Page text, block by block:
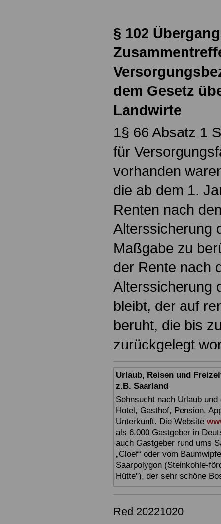
§ 102
dem Gesetz
Landwirte
1§ 66 Absatz 1
für
vorhanden
die ab dem 1.
Renten nach
Alterssicherung
Maßgabe zu
der Rente nach
Alterssicherung
bleibt, der auf
beruht, die bis
zurückgelegt
Urlaub, Reisen und
z.B. Saarland
Sehnsucht nach Urlaub
Hotel, Gasthof, Pension,
Unterkunft. Die Website
als 6.000 Gastgeber in
auch Gastgeber rund ums
„Cloef“ oder vom
Saarpolygon (Steinkohle-
Hütte"), der sehr schöne
Red 20221020